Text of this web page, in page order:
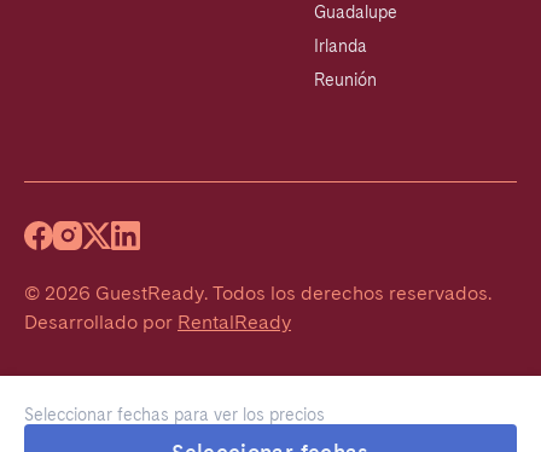
Seleccionar fechas para ver los precios
Guadalupe
Irlanda
Reunión
© 2026 GuestReady. Todos los derechos reservados.
Desarrollado por RentalReady